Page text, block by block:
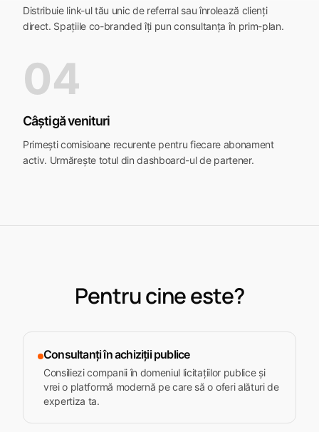
Distribuie link-ul tău unic de referral sau înrolează clienți
direct. Spațiile co-branded îți pun consultanța în prim-plan.
04
Câștigă venituri
Primești comisioane recurente pentru fiecare abonament
activ. Urmărește totul din dashboard-ul de partener.
Pentru cine este?
Consultanți în achiziții publice
Consiliezi companii în domeniul licitațiilor publice și
vrei o platformă modernă pe care să o oferi alături de
expertiza ta.